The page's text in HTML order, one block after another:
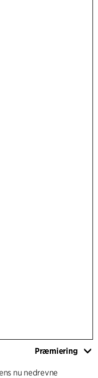
Præmiering
nu nedrevne